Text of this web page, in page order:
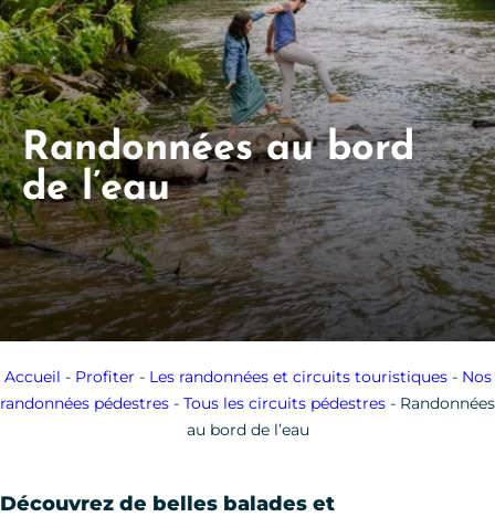
Randonnées au bord
de l’eau
Accueil - Profiter - Les randonnées et circuits touristiques- Nos
randonnées pédestres - Tous les circuits pédestres - Randonnées
au bord de l’eau
Découvrez de belles balades et